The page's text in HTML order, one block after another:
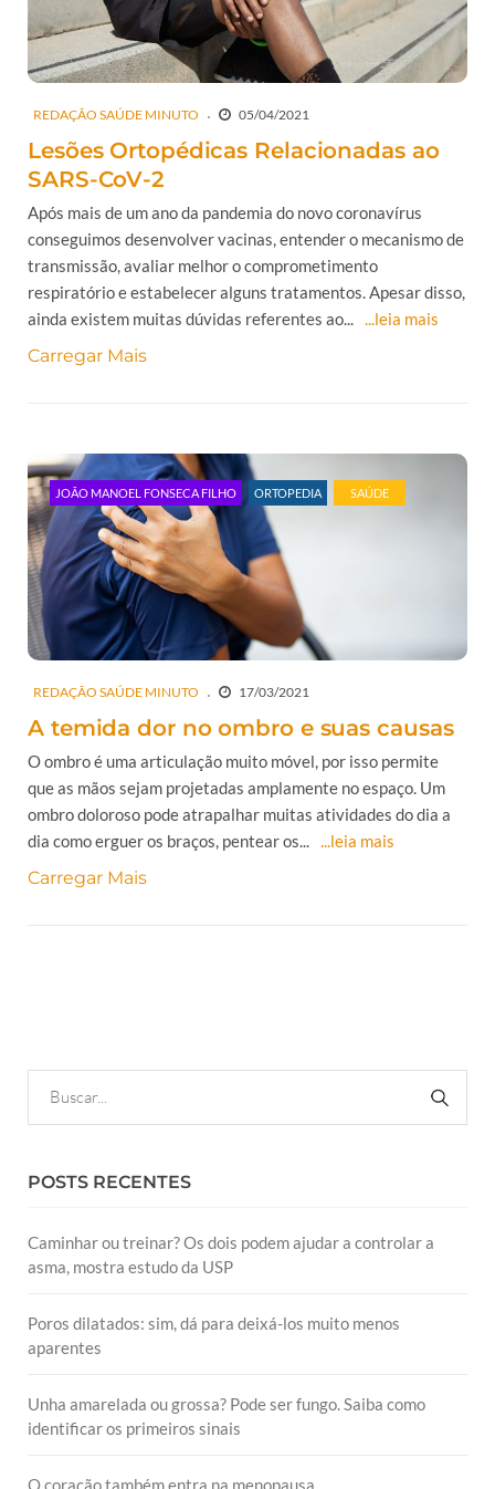
REDAÇÃO SAÚDE MINUTO 05/04/2021
Lesões Ortopédicas Relacionadas ao
SARS-CoV-2
Após mais de um ano da pandemia do novo coronavírus
conseguimos desenvolver vacinas, entender o mecanismo de
transmissão, avaliar melhor o comprometimento
respiratório e estabelecer alguns tratamentos. Apesar disso,
ainda existem muitas dúvidas referentes ao... ...leia mais
Carregar Mais
JOÃO MANOEL FONSECA FILHO ORTOPEDIA SAÚDE
REDAÇÃO SAÚDE MINUTO 17/03/2021
A temida dor no ombro e suas causas
O ombro é uma articulação muito móvel, por isso permite
que as mãos sejam projetadas amplamente no espaço. Um
ombro doloroso pode atrapalhar muitas atividades do dia a
dia como erguer os braços, pentear os... ...leia mais
Carregar Mais
POSTS RECENTES
Caminhar ou treinar? Os dois podem ajudar a controlar a
asma, mostra estudo da USP
Poros dilatados: sim, dá para deixá-los muito menos
aparentes
Unha amarelada ou grossa? Pode ser fungo. Saiba como
identificar os primeiros sinais
O coração também entra na menopausa